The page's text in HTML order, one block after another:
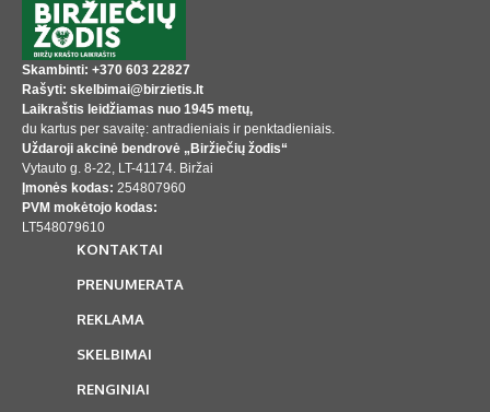
Skambinti: +370 603 22827
Rašyti: skelbimai@birzietis.lt
Laikraštis leidžiamas nuo 1945 metų,
du kartus per savaitę: antradieniais ir penktadieniais.
Uždaroji akcinė bendrovė „Biržiečių žodis“
Vytauto g. 8-22, LT-41174. Biržai
Įmonės kodas: 254807960
PVM mokėtojo kodas:
LT548079610
KONTAKTAI
PRENUMERATA
REKLAMA
SKELBIMAI
RENGINIAI